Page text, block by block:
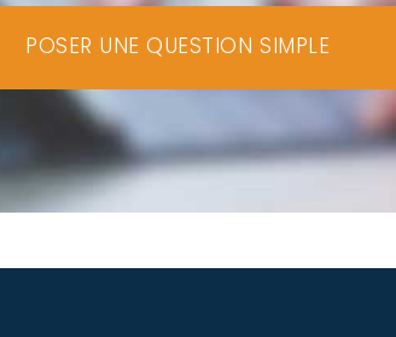
POSER UNE QUESTION SIMPLE